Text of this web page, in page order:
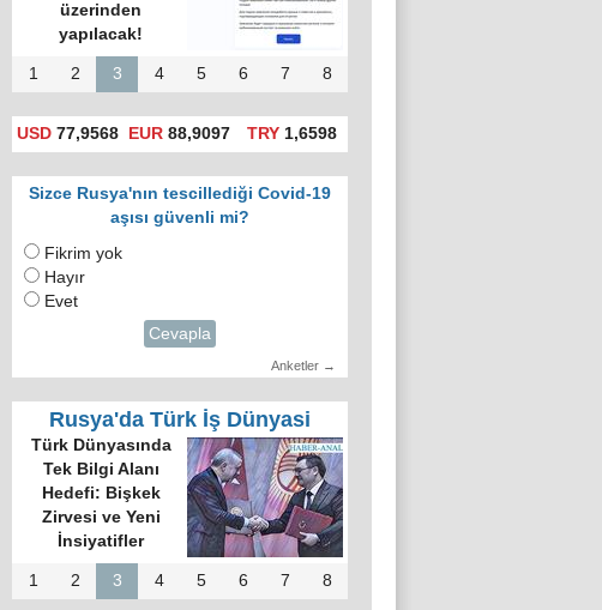
üzerinden
yapılacak!
1 2 3 4 5 6 7 8
USD 77,9568 EUR 88,9097 TRY1,6598
Sizce Rusya'nın tescillediği Covid-19
aşısı güvenli mi?
Fikrim yok
Hayır
Evet
Cevapla
Anketler →
Rusya'da Türk İş Dünyasi
Türk Dünyasında
Tek Bilgi Alanı
Hedefi: Bişkek
Zirvesi ve Yeni
İnsiyatifler
1 2 3 4 5 6 7 8